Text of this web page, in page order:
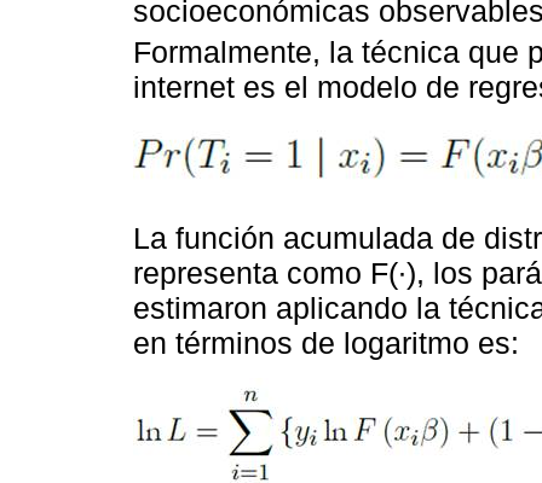
socioeconómicas
Formalmente, la técnica que
internet es el modelo de
La función acumulada de
representa como F(∙), los
estimaron aplicando la
en términos de logaritmo es: